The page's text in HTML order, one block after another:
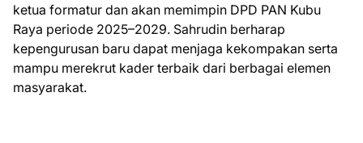
ketua formatur dan akan memimpin DPD PAN Kubu
Raya periode 2025–2029. Sahrudin berharap
kepengurusan baru dapat menjaga kekompakan serta
mampu merekrut kader terbaik dari berbagai elemen
masyarakat.